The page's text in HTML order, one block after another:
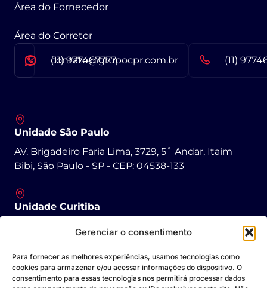
Gerenciar o consentimento
Para fornecer as melhores experiências, usamos tecnologias como
cookies para armazenar e/ou acessar informações do dispositivo. O
consentimento para essas tecnologias nos permitirá processar dados
contato@grupocpr.com.br
(11) 977467777 (11)
Área do Fornecedor
Área do Corretor
Unidade São Paulo
AV. Brigadeiro Faria Lima, 3729, 5˚ Andar, Itaim
Bibi, São Paulo - SP - CEP: 04538-133
Unidade Curitiba
R. Padre Agostinho, 1431 - São Francisco, Curitiba -
Unidade Goiânia